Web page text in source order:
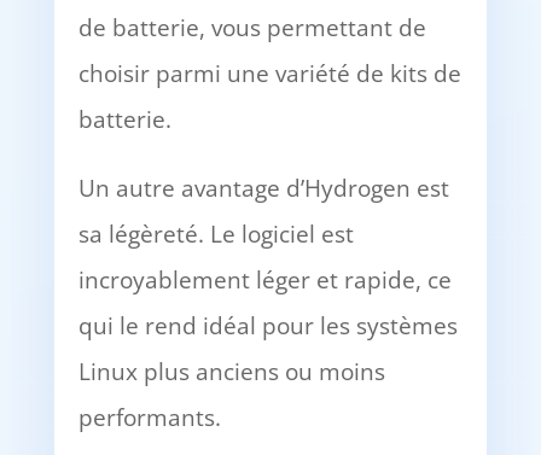
de batterie, vous permettant de
choisir parmi une variété de kits de
batterie.
Un autre avantage d’Hydrogen est
sa légèreté. Le logiciel est
incroyablement léger et rapide, ce
qui le rend idéal pour les systèmes
Linux plus anciens ou moins
performants.